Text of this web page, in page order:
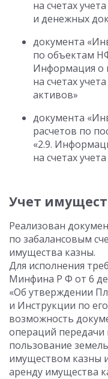
на счетах
и денежных
документа
по объектам
Информация о
на счетах
активов»
документа
расчетов по
«2.9.
на счетах
Учет
Реализован
по забалансовым
имущества казны.
Для исполнения
Минфина Р Ф от 6
«Об утверждении
и Инструкции по
возможность
операций передачи
пользование
имуществом казны
аренду имущества